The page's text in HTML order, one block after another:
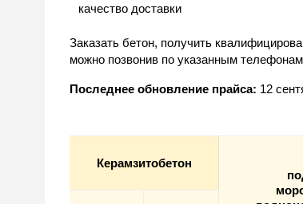
качество доставки
Заказать бетон, получить
можно позвонив по указанным
Последнее обновление прайса: 12
Керамзитобетон